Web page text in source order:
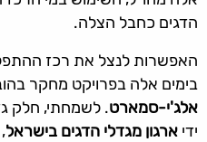
הדגים כחבל הצלה.
האפשרות לנצל את רכז
בימים אלה בפרויקט מחקר
אלג'י-סמארט. לשמחתי, חלק
ידי ארגון מגדלי הדגים בישראל